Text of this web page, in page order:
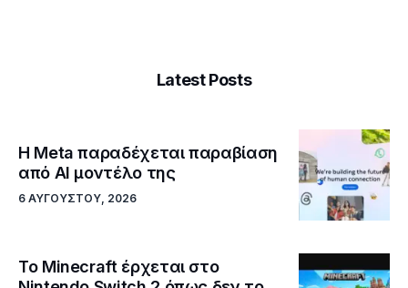
Latest Posts
Η Meta παραδέχεται παραβίαση
από AI μοντέλο της
6 ΑΥΓΟΎΣΤΟΥ, 2026
Το Minecraft έρχεται στο